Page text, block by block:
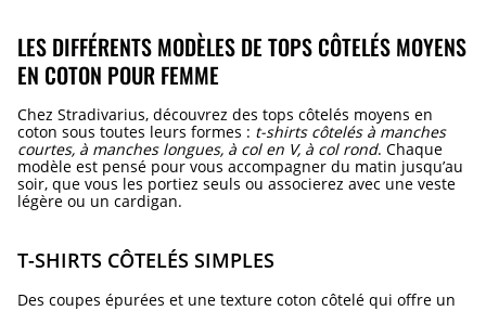
LES DIFFÉRENTS MODÈLES DE TOPS CÔTELÉS MOYENS
EN COTON POUR FEMME
Chez Stradivarius, découvrez des tops côtelés moyens en
coton sous toutes leurs formes : t-shirts côtelés à manches
courtes, à manches longues, à col en V, à col rond. Chaque
modèle est pensé pour vous accompagner du matin jusqu’au
soir, que vous les portiez seuls ou associerez avec une veste
légère ou un cardigan.
T-SHIRTS CÔTELÉS SIMPLES
Des coupes épurées et une texture coton côtelé qui offre un